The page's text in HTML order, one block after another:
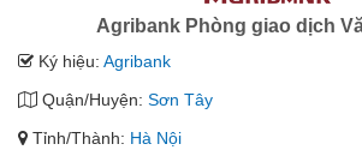
Agribank Phòng giao dịch
Ký hiệu: Agribank
Quận/Huyện: Sơn Tây
Tỉnh/Thành: Hà Nội